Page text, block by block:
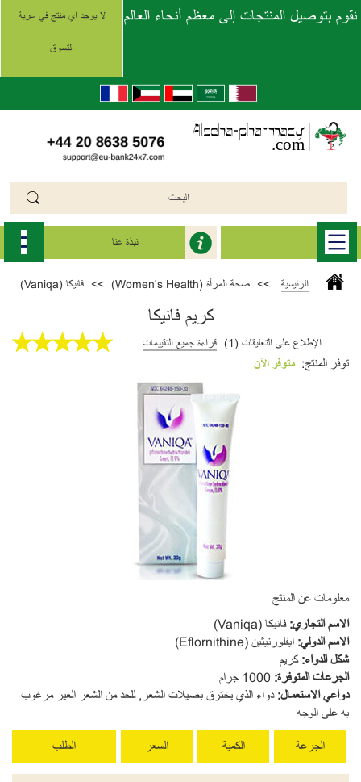
لا يوجد اي منتج في عربة
التسوق
نقوم بتوصيل المنتجات إلى معظم أنحاء العالم
نبذة عنا
الرئيسية >> صحة المرأة (Women's Health) >> فانيكا (Vaniqa)
كريم فانيكا
الإطلاع على التعليقات (1) قراءة جميع التقييمات
توفر المنتج: متوفر الآن
معلومات عن المنتج
الاسم التجاري:فانيكا (Vaniqa)
الاسم الدولي: ايفلورنيثين (Eflornithine)
شكل الدواء:كريم
الجرعات المتوفرة: 1000 جرام
دواعي الاستعمال:دواء الذي يخترق بصيلات الشعر, للحد من الشعر الغير مرغوب
به على الوجه
الجرعة الكمية السعر الطلب